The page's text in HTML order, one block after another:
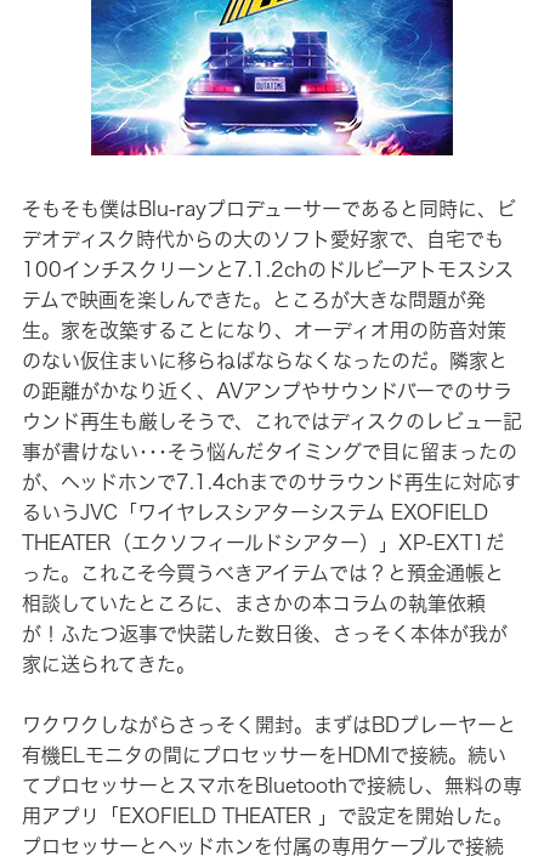
そもそも僕はBlu-rayプロデューサーであると同時に、ビ
デオディスク時代からの大のソフト愛好家で、自宅でも
100インチスクリーンと7.1.2chのドルビーアトモスシス
テムで映画を楽しんできた。ところが大きな問題が発
生。家を改築することになり、オーディオ用の防音対策
のない仮住まいに移らねばならなくなったのだ。隣家と
の距離がかなり近く、AVアンプやサウンドバーでのサラ
ウンド再生も厳しそうで、これではディスクのレビュー記
事が書けない･･･そう悩んだタイミングで目に留まったの
が、ヘッドホンで7.1.4chまでのサラウンド再生に対応す
るいうJVC「ワイヤレスシアターシステム EXOFIELD
THEATER（エクソフィールドシアター）」XP-EXT1だ
った。これこそ今買うべきアイテムでは？と預金通帳と
相談していたところに、まさかの本コラムの執筆依頼
が！ふたつ返事で快諾した数日後、さっそく本体が我が
家に送られてきた。
ワクワクしながらさっそく開封。まずはBDプレーヤーと
有機ELモニタの間にプロセッサーをHDMIで接続。続い
てプロセッサーとスマホをBluetoothで接続し、無料の専
用アプリ「EXOFIELD THEATER 」で設定を開始した。
プロセッサーとヘッドホンを付属の専用ケーブルで接続